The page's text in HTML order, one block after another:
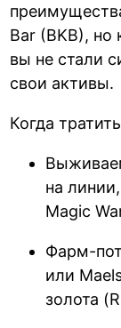
Bar (BKB), но
вы не стали
свои активы.
Когда
на
Magic
Фарм-
или
золота